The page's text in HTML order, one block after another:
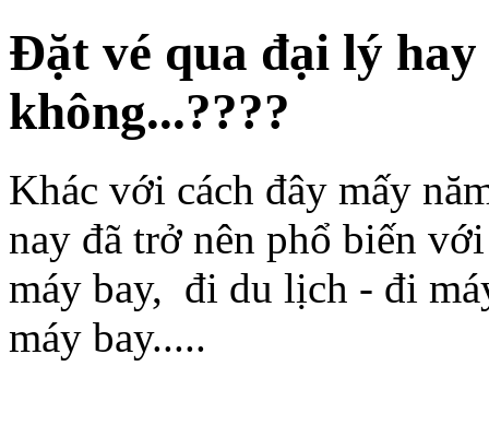
Đặt vé qua đại lý
không...????
Khác với cách đây mấy
nay đã trở nên phổ biến
máy bay, đi du lịch - đi
máy bay.....